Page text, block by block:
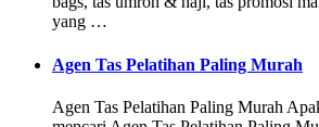
yang …
Agen Tas Pelatihan Paling Murah
Agen Tas Pelatihan Paling Murah